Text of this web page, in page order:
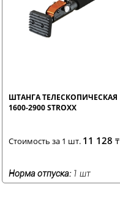
ШТАНГА ТЕЛЕСКОПИЧЕСКАЯ
1600-2900 STROXX
Стоимость за 1 шт. 11 128 ₸
Норма отпуска: 1 шт